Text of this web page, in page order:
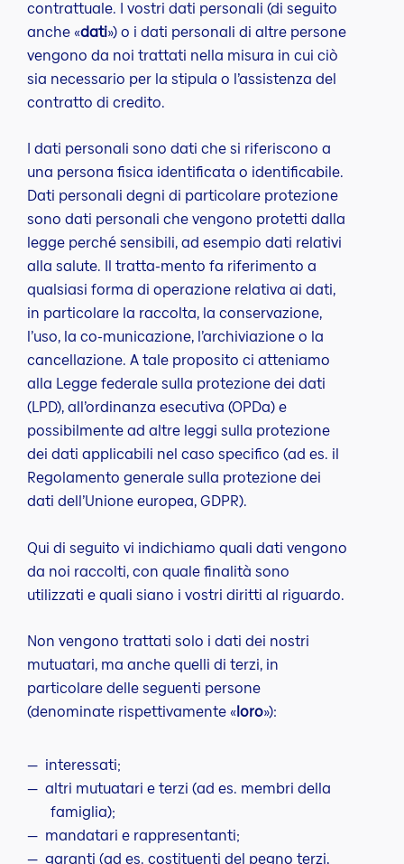
contrattuale. I vostri dati personali (di seguito
anche «dati») o i dati personali di altre persone
vengono da noi trattati nella misura in cui ciò
sia necessario per la stipula o l’assistenza del
contratto di credito.
I dati personali sono dati che si riferiscono a
una persona fisica identificata o identificabile.
Dati personali degni di particolare protezione
sono dati personali che vengono protetti dalla
legge perché sensibili, ad esempio dati relativi
alla salute. Il tratta-mento fa riferimento a
qualsiasi forma di operazione relativa ai dati,
in particolare la raccolta, la conservazione,
l’uso, la co-municazione, l’archiviazione o la
cancellazione. A tale proposito ci atteniamo
alla Legge federale sulla protezione dei dati
(LPD), all’ordinanza esecutiva (OPDa) e
possibilmente ad altre leggi sulla protezione
dei dati applicabili nel caso specifico (ad es. il
Regolamento generale sulla protezione dei
dati dell’Unione europea, GDPR).
Qui di seguito vi indichiamo quali dati vengono
da noi raccolti, con quale finalità sono
utilizzati e quali siano i vostri diritti al riguardo.
Non vengono trattati solo i dati dei nostri
mutuatari, ma anche quelli di terzi, in
particolare delle seguenti persone
(denominate rispettivamente «loro»):
interessati;
altri mutuatari e terzi (ad es. membri della
famiglia);
mandatari e rappresentanti;
garanti (ad es. costituenti del pegno terzi,